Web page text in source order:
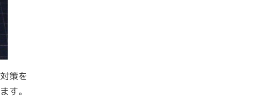
策を
す。